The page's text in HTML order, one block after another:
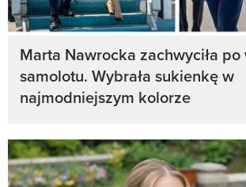
Marta Nawrocka zachwyciła po
samolotu. Wybrała sukienkę w
najmodniejszym kolorze